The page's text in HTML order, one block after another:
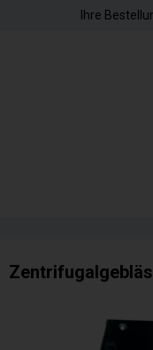
Ihre